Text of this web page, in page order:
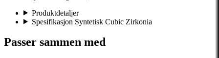
Produktdetaljer
Spesifikasjon Syntetisk Cubic Zirkonia
Passer sammen med